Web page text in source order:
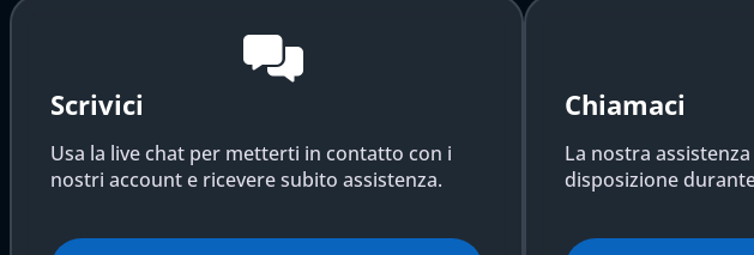
Scrivici
Usa la live chat per metterti in contatto con i
nostri account e ricevere subito assistenza.
Chiamaci
La nostra
disposizione